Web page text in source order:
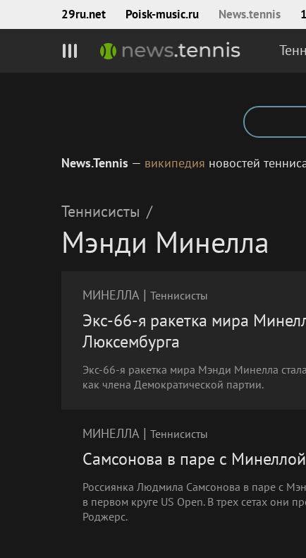
29ru.net Poisk‑music.ru News.tennis
News.Tennis — википедия новостей
Теннисисты /
Мэнди Минелла
МИНЕЛЛА | Теннисисты
Экс-66-я ракетка мира
Люксембурга
Экс-66-я ракетка мира Мэнди Минелла
как члена Демократической партии.
МИНЕЛЛА | Теннисисты
Самсонова в паре с
Россиянка Людмила Самсонова в паре с
в первом круге US Open. В трех сетах они
Роджерс.